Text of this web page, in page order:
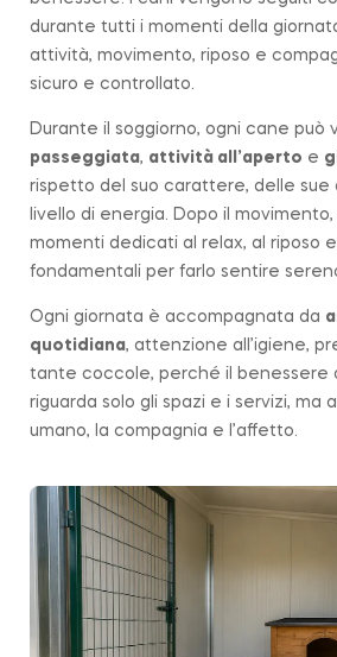
durante tutti i momenti della
attività, movimento, riposo e
sicuro e controllato.
Durante il soggiorno, ogni cane può
passeggiata, attività all’aperto e
rispetto del suo carattere, delle sue
livello di energia. Dopo il
momenti dedicati al relax, al riposo
fondamentali per farlo sentire
Ogni giornata è accompagnata da
quotidiana, attenzione all’igiene,
tante coccole, perché il benessere
riguarda solo gli spazi e i servizi, ma
umano, la compagnia e l’affetto.